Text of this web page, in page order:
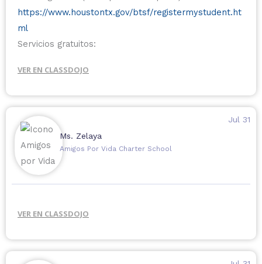
https://www.houstontx.gov/btsf/registermystudent.ht
ml
Servicios gratuitos:
Vacunas de rutina
Exámenes de la vista
Evaluaciones de salud mental
VER EN CLASSDOJO
Ms. Zelaya
Jul 31
Amigos Por Vida Charter School
VER EN CLASSDOJO